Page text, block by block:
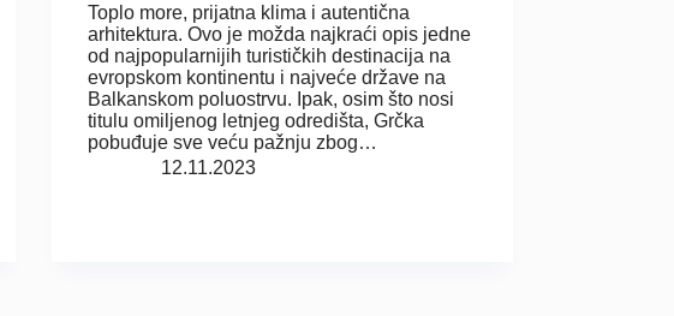
Toplo more, prijatna klima i autentična
arhitektura. Ovo je možda najkraći opis jedne
od najpopularnijih turističkih destinacija na
evropskom kontinentu i najveće države na
Balkanskom poluostrvu. Ipak, osim što nosi
titulu omiljenog letnjeg odredišta, Grčka
pobuđuje sve veću pažnju zbog…
12.11.2023